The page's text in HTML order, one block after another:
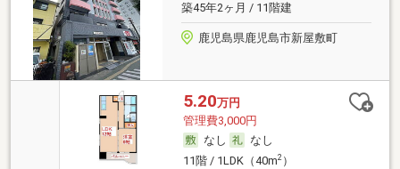
築45年2ヶ月 / 11階建
鹿児島県鹿児島市新屋敷町
5.20万円
管理費3,000円
なし
なし
11階 / 1LDK（40m2）